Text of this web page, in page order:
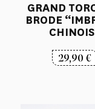
GRAND
BRODE
29,90€